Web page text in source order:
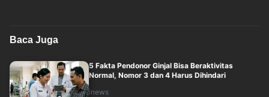
Baca Juga
5 Fakta Pendonor Ginjal Bisa Beraktivitas
Normal, Nomor 3 dan 4 Harus Dihindari
inews